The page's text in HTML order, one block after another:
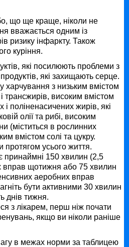
що ще краще, ніколи не
вважається одним із
ризику інфаркту. Також
куріння.
які посилюють проблеми з
які захищають серце.
харчування з низьким вмістом
трансжирів, високим вмістом
поліненасичених жирів, які
олії та рибі, високим
(міститься в рослинних
вмістом солі та цукру.
протягом усього життя.
150 хвилин (2,5
вправ щотижня або 75 хвилин
аеробних вправ
бути активними 30 хвилин
днів тижня.
з лікарем, перш ніж почати
якщо ви ніколи раніше
в межах норми за таблицею